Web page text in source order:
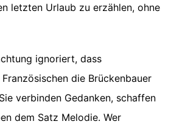
letzten Urlaub zu erzählen, ohne
ignoriert, dass
die Brückenbauer
verbinden Gedanken, schaffen
dem Satz Melodie. Wer